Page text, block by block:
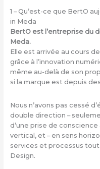
1 – Qu’est-ce que BertO
in Meda
BertO est l’entreprise du
Meda.
Elle est arrivée au cours
grâce à l’innovation
même au-delà de son
si la marque est depuis
Nous n’avons pas cessé
double direction –
d’une prise de
vertical, et – en sens
services et processus
Design.